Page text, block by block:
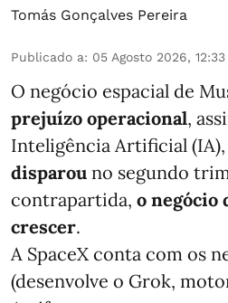
Tomás Gonçalves Pereira
Publicado a: 05 Agosto 2026, 12:33
O negócio espacial de
prejuízo operacional,
Inteligência Artificial
disparou no segundo
contrapartida, o negócio
crescer.
A SpaceX conta com os
(desenvolve o Grok,